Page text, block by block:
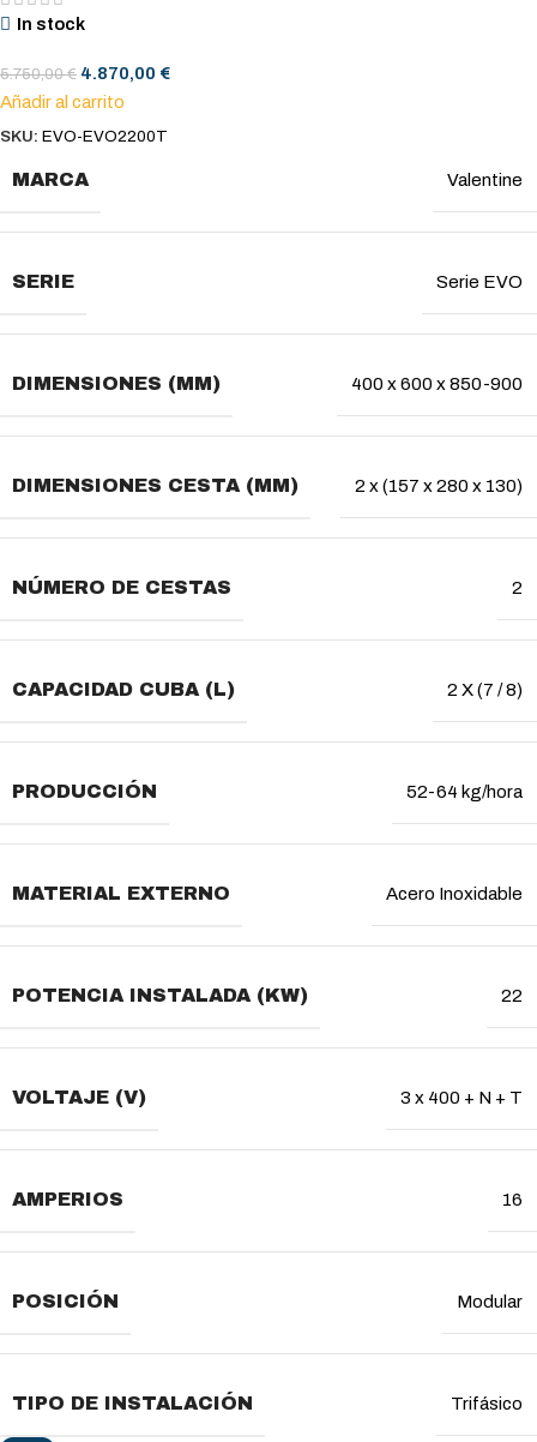
In stock
5.750,00€ 4.870,00 €
Añadir al carrito
SKU: EVO-EVO2200T
MARCA Valentine
SERIE Serie EVO
DIMENSIONES (MM) 400 x 600 x 850-900
DIMENSIONES CESTA (MM) 2 x (157 x 280 x 130)
NÚMERO DE CESTAS 2
CAPACIDAD CUBA (L) 2 X (7 / 8)
PRODUCCIÓN 52-64 kg/hora
MATERIAL EXTERNO Acero Inoxidable
POTENCIA INSTALADA (KW) 22
VOLTAJE (V) 3 x 400 + N + T
AMPERIOS 16
POSICIÓN Modular
TIPO DE INSTALACIÓN Trifásico